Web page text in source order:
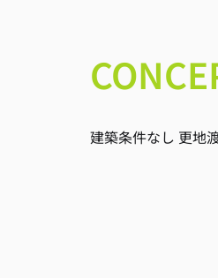
建築条件なし 更地